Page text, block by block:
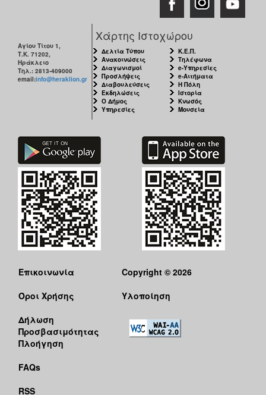
Αγίου Τίτου 1,
Τ.Κ. 71202,
Ηράκλειο
Τηλ.: 2813-409000
email:info@heraklion.gr
Χάρτης Ιστοχώρου
Δελτία Τύπου
Ανακοινώσεις
Διαγωνισμοί
Προσλήψεις
Διαβουλεύσεις
Εκδηλώσεις
Ο Δήμος
Υπηρεσίες
Κ.Ε.Π.
Τηλέφωνα
e-Υπηρεσίες
e-Αιτήματα
Η Πόλη
Ιστορία
Κνωσός
Μουσεία
Επικοινωνία
Όροι Χρήσης
Δήλωση
Προσβασιμότητας
Πλοήγηση
FAQs
RSS
Copyright © 2026
Υλοποίηση